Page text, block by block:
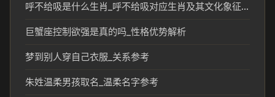
呼不给吸是什么生肖_呼不给吸对应生肖及其文化象征分析
巨蟹座控制欲强是真的吗_性格优势解析
梦到别人穿自己衣服_关系参考
朱姓温柔男孩取名_温柔名字参考